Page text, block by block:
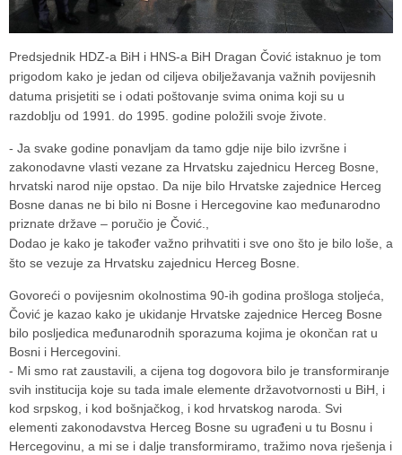
Predsjednik HDZ-a BiH i HNS-a BiH Dragan Čović istaknuo je tom
prigodom kako je jedan od ciljeva obilježavanja važnih povijesnih
datuma prisjetiti se i odati poštovanje svima onima koji su u
razdoblju od 1991. do 1995. godine položili svoje živote.
- Ja svake godine ponavljam da tamo gdje nije bilo izvršne i
zakonodavne vlasti vezane za Hrvatsku zajednicu Herceg Bosne,
hrvatski narod nije opstao. Da nije bilo Hrvatske zajednice Herceg
Bosne danas ne bi bilo ni Bosne i Hercegovine kao međunarodno
priznate države – poručio je Čović.,
Dodao je kako je također važno prihvatiti i sve ono što je bilo loše, a
što se vezuje za Hrvatsku zajednicu Herceg Bosne.
Govoreći o povijesnim okolnostima 90-ih godina prošloga stoljeća,
Čović je kazao kako je ukidanje Hrvatske zajednice Herceg Bosne
bilo posljedica međunarodnih sporazuma kojima je okončan rat u
Bosni i Hercegovini.
- Mi smo rat zaustavili, a cijena tog dogovora bilo je transformiranje
svih institucija koje su tada imale elemente državotvornosti u BiH, i
kod srpskog, i kod bošnjačkog, i kod hrvatskog naroda. Svi
elementi zakonodavstva Herceg Bosne su ugrađeni u tu Bosnu i
Hercegovinu, a mi se i dalje transformiramo, tražimo nova rješenja i